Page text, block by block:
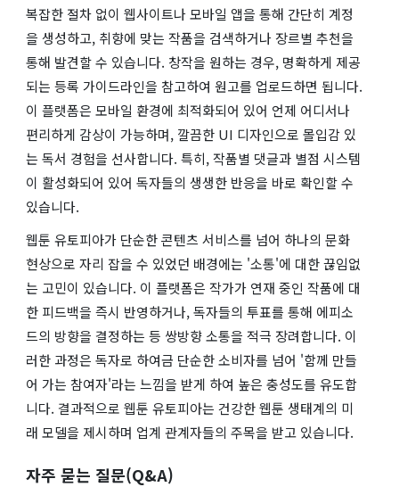
복잡한 절차 없이 웹사이트나 모바일 앱을 통해 간단히 계정
을 생성하고, 취향에 맞는 작품을 검색하거나 장르별 추천을
통해 발견할 수 있습니다. 창작을 원하는 경우, 명확하게 제공
되는 등록 가이드라인을 참고하여 원고를 업로드하면 됩니다.
이 플랫폼은 모바일 환경에 최적화되어 있어 언제 어디서나
편리하게 감상이 가능하며, 깔끔한 UI 디자인으로 몰입감 있
는 독서 경험을 선사합니다. 특히, 작품별 댓글과 별점 시스템
이 활성화되어 있어 독자들의 생생한 반응을 바로 확인할 수
있습니다.
웹툰 유토피아가 단순한 콘텐츠 서비스를 넘어 하나의 문화
현상으로 자리 잡을 수 있었던 배경에는 '소통'에 대한 끊임없
는 고민이 있습니다. 이 플랫폼은 작가가 연재 중인 작품에 대
한 피드백을 즉시 반영하거나, 독자들의 투표를 통해 에피소
드의 방향을 결정하는 등 쌍방향 소통을 적극 장려합니다. 이
러한 과정은 독자로 하여금 단순한 소비자를 넘어 '함께 만들
어 가는 참여자'라는 느낌을 받게 하여 높은 충성도를 유도합
니다. 결과적으로 웹툰 유토피아는 건강한 웹툰 생태계의 미
래 모델을 제시하며 업계 관계자들의 주목을 받고 있습니다.
자주 묻는 질문(Q&A)